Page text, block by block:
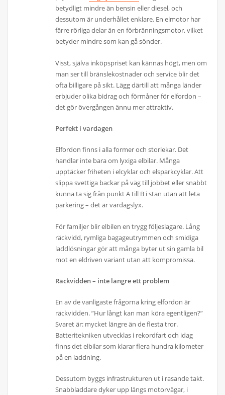
betydligt mindre än bensin eller diesel, och
dessutom är underhållet enklare. En elmotor har
färre rörliga delar än en förbränningsmotor, vilket
betyder mindre som kan gå sönder.
Visst, själva inköpspriset kan kännas högt, men om
man ser till bränslekostnader och service blir det
ofta billigare på sikt. Lägg därtill att många länder
erbjuder olika bidrag och förmåner för elfordon –
det gör övergången ännu mer attraktiv.
Perfekt i vardagen
Elfordon finns i alla former och storlekar. Det
handlar inte bara om lyxiga elbilar. Många
upptäcker friheten i elcyklar och elsparkcyklar. Att
slippa svettiga backar på väg till jobbet eller snabbt
kunna ta sig från punkt A till B i stan utan att leta
parkering – det är vardagslyx.
För familjer blir elbilen en trygg följeslagare. Lång
räckvidd, rymliga bagageutrymmen och smidiga
laddlösningar gör att många byter ut sin gamla bil
mot en eldriven variant utan att kompromissa.
Räckvidden – inte längre ett problem
En av de vanligaste frågorna kring elfordon är
räckvidden. ”Hur långt kan man köra egentligen?”
Svaret är: mycket längre än de flesta tror.
Batteritekniken utvecklas i rekordfart och idag
finns det elbilar som klarar flera hundra kilometer
på en laddning.
Dessutom byggs infrastrukturen ut i rasande takt.
Snabbladdare dyker upp längs motorvägar, i